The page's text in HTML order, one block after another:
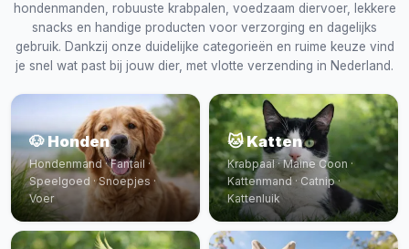
hondenmanden, robuuste krabpalen, voedzaam diervoer, lekkere
snacks en handige producten voor verzorging en dagelijks
gebruik. Dankzij onze duidelijke categorieën en ruime keuze vind
je snel wat past bij jouw dier, met vlotte verzending in Nederland.
🐶 Honden
Hondenmand · Fantail ·
Speelgoed · Snoepjes ·
Voer
🐱 Katten
Krabpaal · Maine Coon ·
Kattenmand · Catnip ·
Kattenluik